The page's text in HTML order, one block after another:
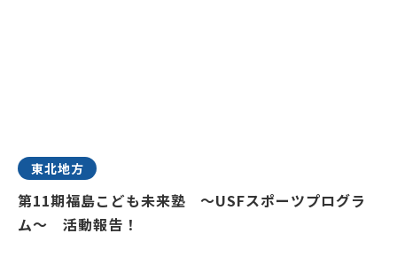
東北地方
第11期福島こども未来塾 ～USFスポーツプログラ
ム～ 活動報告！